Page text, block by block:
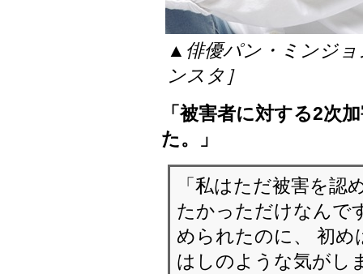
▲俳優パン・ミンジ
ンスタ］
「被害者に対する2次
た。」
「私はただ被害を認
たかっただけなんで
められたのに、 初め
はしのような気がし